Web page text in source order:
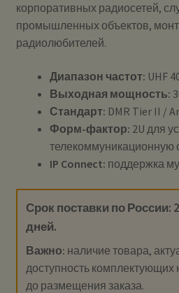
корпоративных радиосетей,
промышленных объектов,
радиолюбителей.
Диапазон частот: UHF
Выходная мощность:
Стандарт: DMR Tier II /
Форм-фактор: 2U для
телекоммуникационную
IP Connect: поддержка
Срок поставки по России:
дней.
Важно: наличие товара,
доступность комплектующих
до размещения заказа.